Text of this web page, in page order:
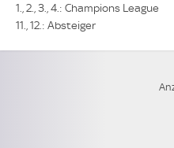
1., 2., 3., 4.: Champions League
11., 12.: Absteiger